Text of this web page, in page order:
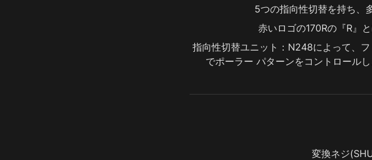
5つの指向性切替を持ち、
赤いロゴの170Rの『R』
指向性切替ユニット：N248によって、
でポーラー パターンをコントロール
変換ネジ